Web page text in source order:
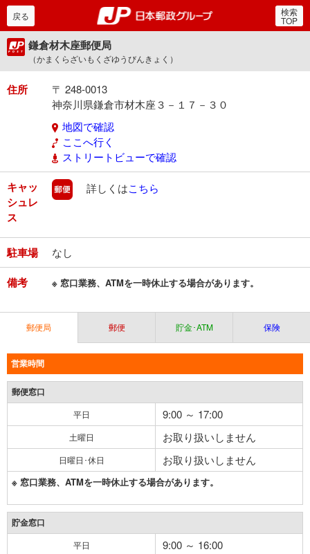
郵便局・日本郵政グルー
戻る 検索
TOP
鎌倉材木座郵便局
（かまくらざいもくざゆうびんきょく）
住所
〒 248-0013
神奈川県鎌倉市材木座３－１７－３０
地図で確認
ここへ行く
ストリートビューで確認
キャッ
シュレ
ス
郵便
詳しくはこちら
駐車場 なし
備考 ※ 窓口業務、ATMを一時休止する場合があります。
郵便局 郵便 貯金･ATM 保険
営業時間
郵便窓口
平日 9:00 ～ 17:00
土曜日 お取り扱いしません
日曜日･休日 お取り扱いしません
※ 窓口業務、ATMを一時休止する場合があります。
貯金窓口
平日 9:00 ～ 16:00